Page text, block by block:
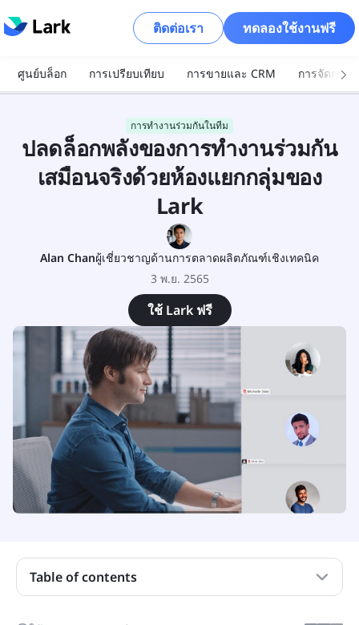
ติดต่อเรา ทดลองใช้งานฟรี
ศูนย์บล็อก การเปรียบเทียบ การขายและ CRM การจัดการ
การทำงานร่วมกันในทีม
ปลดล็อกพลังของการทำงานร่วมกัน
เสมือนจริงด้วยห้องแยกกลุ่มของ
Lark
Alan Chanผู้เชี่ยวชาญด้านการตลาดผลิตภัณฑ์เชิงเทคนิค
3 พ.ย. 2565
ใช้ Lark ฟรี
Table of contents